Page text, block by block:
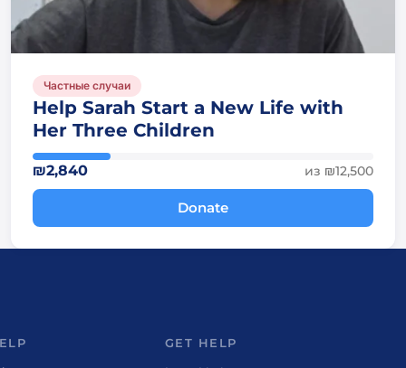
Частные случаи
Help Sarah Start a New Life with
Her Three Children
₪2,840 из ₪12,500
Donate
GET HELP